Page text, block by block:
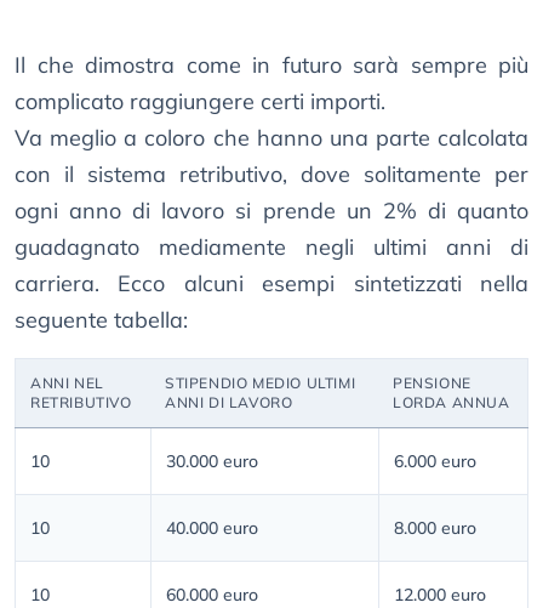
Il che dimostra come in futuro sarà sempre più
complicato raggiungere certi importi.
Va meglio a coloro che hanno una parte calcolata
con il sistema retributivo, dove solitamente per
ogni anno di lavoro si prende un 2% di quanto
guadagnato mediamente negli ultimi anni di
carriera. Ecco alcuni esempi sintetizzati nella
seguente tabella:
ANNI NEL
RETRIBUTIVO
STIPENDIO MEDIO ULTIMI
ANNI DI LAVORO
PENSIONE
LORDA ANNUA
10 30.000 euro 6.000 euro
10 40.000 euro 8.000 euro
10 60.000 euro 12.000 euro